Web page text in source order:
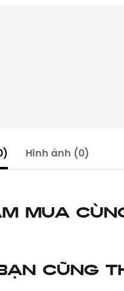
Hình ảnh (0)
mua
cũng